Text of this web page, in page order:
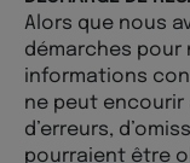
Alors que nous
démarches pour
informations
ne peut
d’erreurs,
pourraient être